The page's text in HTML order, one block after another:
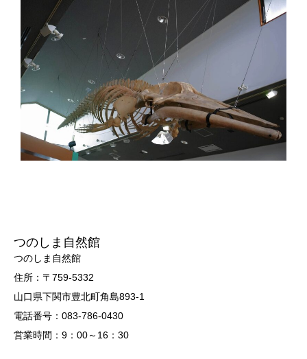
つのしま自然館
つのしま自然館
住所：〒759-5332
山口県下関市豊北町角島893-1
電話番号：083-786-0430
営業時間：9：00～16：30